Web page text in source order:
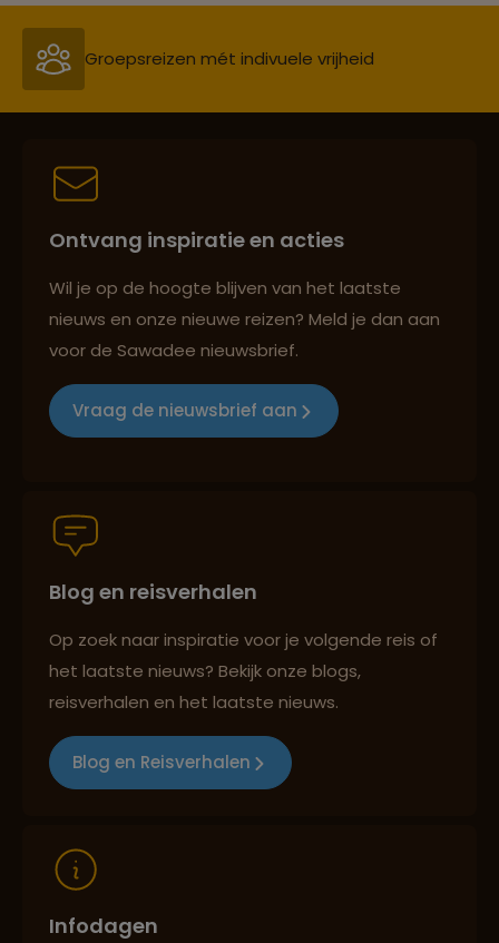
Groepsreizen mét indivuele vrijheid
Persoonlijk en deskundig reisadvies
Reizen met oog voor mens, cultuur en milieu
Persoonlijk en deskundig reisadvies
Best beoordeelde reisroutes
Ontvang inspiratie en acties
Wil je op de hoogte blijven van het laatste
nieuws en onze nieuwe reizen? Meld je dan aan
voor de Sawadee nieuwsbrief.
Vraag de nieuwsbrief aan
Blog en reisverhalen
Op zoek naar inspiratie voor je volgende reis of
het laatste nieuws? Bekijk onze blogs,
reisverhalen en het laatste nieuws.
Blog en Reisverhalen
Infodagen